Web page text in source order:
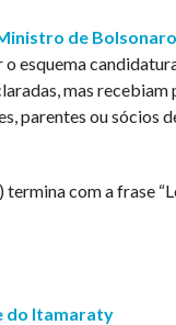
de
esquema
mas
parentes ou sócios
com a frase
do Itamaraty